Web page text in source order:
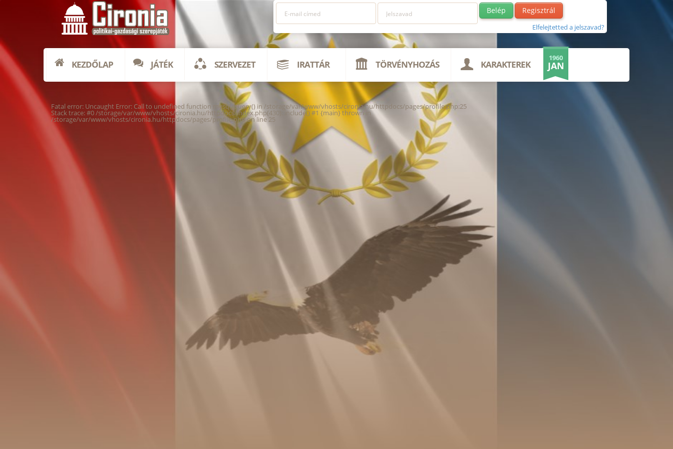
Regisztrál
Elfelejtetted a jelszavad?
KEZDŐLAP JÁTÉK SZERVEZET IRATTÁR TÖRVÉNYHOZÁS KARAKTEREK
1960
JAN
Fatal error: Uncaught Error: Call to undefined function mysql_query() in /storage/var/www/vhosts/cironia.hu/httpdocs/pages/profile.php:25
Stack trace: #0 /storage/var/www/vhosts/cironia.hu/httpdocs/index.php(430): include() #1 {main} thrown in
/storage/var/www/vhosts/cironia.hu/httpdocs/pages/profile.phpon line25